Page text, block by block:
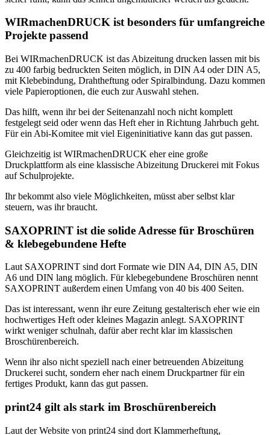
WIRmachenDRUCK ist besonders für umfangreiche
Projekte passend
Bei WIRmachenDRUCK ist das Abizeitung drucken lassen mit bis
zu 400 farbig bedruckten Seiten möglich, in DIN A4 oder DIN A5,
mit Klebebindung, Drahtheftung oder Spiralbindung. Dazu kommen
viele Papieroptionen, die euch zur Auswahl stehen.
Das hilft, wenn ihr bei der Seitenanzahl noch nicht komplett
festgelegt seid oder wenn das Heft eher in Richtung Jahrbuch geht.
Für ein Abi-Komitee mit viel Eigeninitiative kann das gut passen.
Gleichzeitig ist WIRmachenDRUCK eher eine große
Druckplattform als eine klassische Abizeitung Druckerei mit Fokus
auf Schulprojekte.
Ihr bekommt also viele Möglichkeiten, müsst aber selbst klar
steuern, was ihr braucht.
SAXOPRINT ist die solide Adresse für Broschüren
& klebegebundene Hefte
Laut SAXOPRINT sind dort Formate wie DIN A4, DIN A5, DIN
A6 und DIN lang möglich. Für klebegebundene Broschüren nennt
SAXOPRINT außerdem einen Umfang von 40 bis 400 Seiten.
Das ist interessant, wenn ihr eure Zeitung gestalterisch eher wie ein
hochwertiges Heft oder kleines Magazin anlegt. SAXOPRINT
wirkt weniger schulnah, dafür aber recht klar im klassischen
Broschürenbereich.
Wenn ihr also nicht speziell nach einer betreuenden Abizeitung
Druckerei sucht, sondern eher nach einem Druckpartner für ein
fertiges Produkt, kann das gut passen.
print24 gilt als stark im Broschürenbereich
Laut der Website von print24 sind dort Klammerheftung,